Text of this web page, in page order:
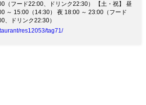
（フード22:00、ドリンク22:30） 【土・祝】 昼
～ 15:00（14:30） 夜 18:00 ～ 23:00（フード
、ドリンク22:30）
res12053/tag71/